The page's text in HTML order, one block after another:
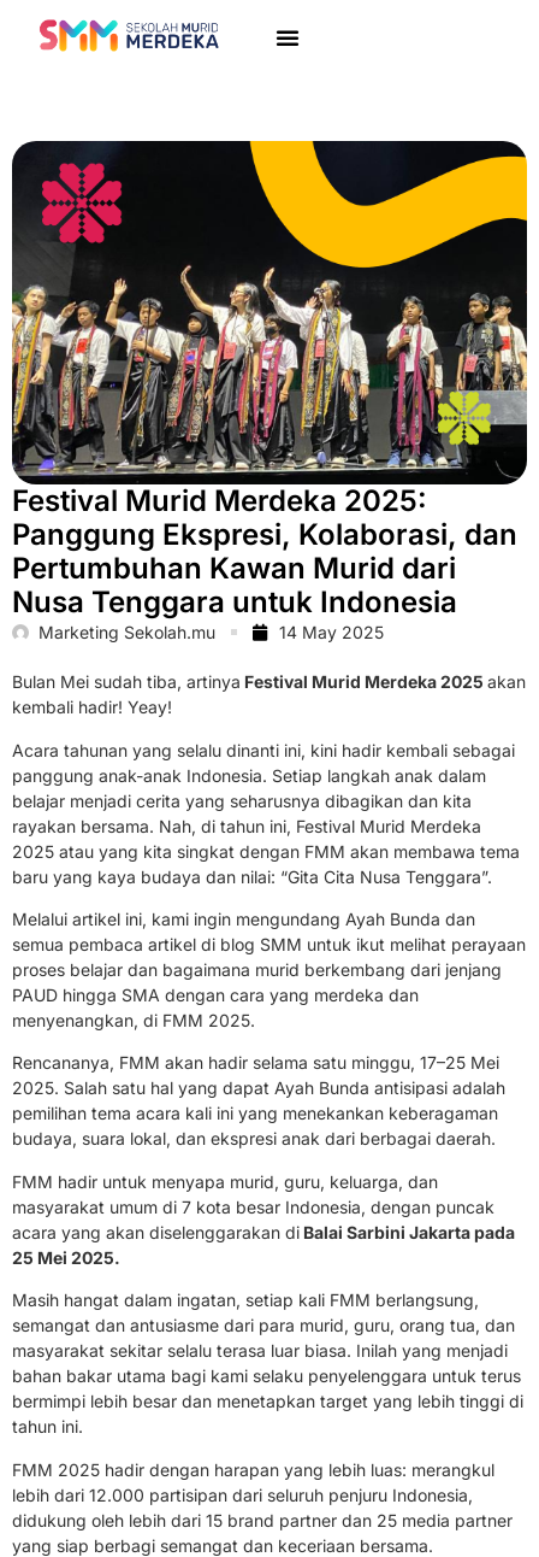
Festival Murid Merdeka 2025:
Panggung Ekspresi, Kolaborasi, dan
Pertumbuhan Kawan Murid dari
Nusa Tenggara untuk Indonesia
Marketing Sekolah.mu 14 May 2025
Bulan Mei sudah tiba, artinya Festival Murid Merdeka 2025 akan
kembali hadir! Yeay!
Acara tahunan yang selalu dinanti ini, kini hadir kembali sebagai
panggung anak-anak Indonesia. Setiap langkah anak dalam
belajar menjadi cerita yang seharusnya dibagikan dan kita
rayakan bersama. Nah, di tahun ini, Festival Murid Merdeka
2025 atau yang kita singkat dengan FMM akan membawa tema
baru yang kaya budaya dan nilai: “Gita Cita Nusa Tenggara”.
Melalui artikel ini, kami ingin mengundang Ayah Bunda dan
semua pembaca artikel di blog SMM untuk ikut melihat perayaan
proses belajar dan bagaimana murid berkembang dari jenjang
PAUD hingga SMA dengan cara yang merdeka dan
menyenangkan, di FMM 2025.
Rencananya, FMM akan hadir selama satu minggu, 17–25 Mei
2025. Salah satu hal yang dapat Ayah Bunda antisipasi adalah
pemilihan tema acara kali ini yang menekankan keberagaman
budaya, suara lokal, dan ekspresi anak dari berbagai daerah.
FMM hadir untuk menyapa murid, guru, keluarga, dan
masyarakat umum di 7 kota besar Indonesia, dengan puncak
acara yang akan diselenggarakan di Balai Sarbini Jakarta pada
25 Mei 2025.
Masih hangat dalam ingatan, setiap kali FMM berlangsung,
semangat dan antusiasme dari para murid, guru, orang tua, dan
masyarakat sekitar selalu terasa luar biasa. Inilah yang menjadi
bahan bakar utama bagi kami selaku penyelenggara untuk terus
bermimpi lebih besar dan menetapkan target yang lebih tinggi di
tahun ini.
FMM 2025 hadir dengan harapan yang lebih luas: merangkul
lebih dari 12.000 partisipan dari seluruh penjuru Indonesia,
didukung oleh lebih dari 15 brand partner dan 25 media partner
yang siap berbagi semangat dan keceriaan bersama.